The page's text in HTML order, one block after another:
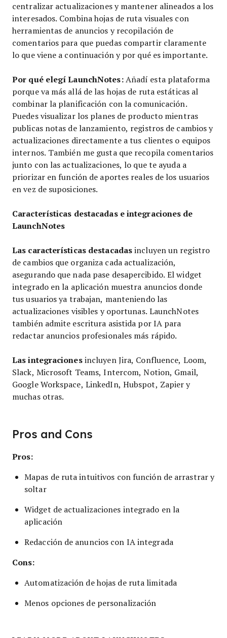
centralizar actualizaciones y mantener alineados a los
interesados. Combina hojas de ruta visuales con
herramientas de anuncios y recopilación de
comentarios para que puedas compartir claramente
lo que viene a continuación y por qué es importante.
Por qué elegí LaunchNotes:Añadí esta plataforma
porque va más allá de las hojas de ruta estáticas al
combinar la planificación con la comunicación.
Puedes visualizar los planes de producto mientras
publicas notas de lanzamiento, registros de cambios y
actualizaciones directamente a tus clientes o equipos
internos. También me gusta que recopila comentarios
junto con las actualizaciones, lo que te ayuda a
priorizar en función de aportes reales de los usuarios
en vez de suposiciones.
Características destacadas e integraciones de
LaunchNotes
Las características destacadasincluyen un registro
de cambios que organiza cada actualización,
asegurando que nada pase desapercibido. El widget
integrado en la aplicación muestra anuncios donde
tus usuarios ya trabajan, manteniendo las
actualizaciones visibles y oportunas. LaunchNotes
también admite escritura asistida por IA para
redactar anuncios profesionales más rápido.
Las integracionesincluyen Jira, Confluence, Loom,
Slack, Microsoft Teams, Intercom, Notion, Gmail,
Google Workspace, LinkedIn, Hubspot, Zapier y
muchas otras.
Pros and Cons
Pros:
Mapas de ruta intuitivos con función de arrastrar y
soltar
Widget de actualizaciones integrado en la
aplicación
Redacción de anuncios con IA integrada
Cons:
Automatización de hojas de ruta limitada
Menos opciones de personalización